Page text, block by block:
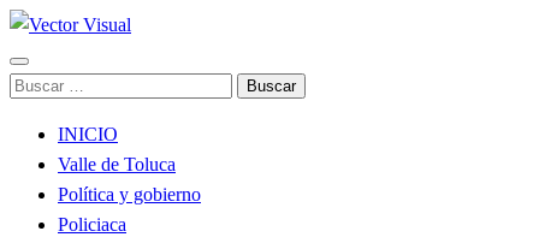
Vector Visual
Noticias y Producción Audiovisual
Buscar:
INICIO
Valle de Toluca
Política y gobierno
Policiaca